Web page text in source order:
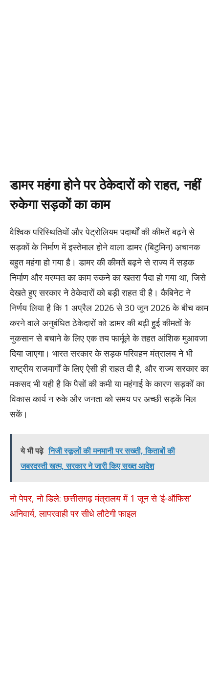
डामर महंगा होने पर ठेकेदारों को राहत, नहीं
रुकेगा सड़कों का काम
​वैश्विक परिस्थितियों और पेट्रोलियम पदार्थों की कीमतें बढ़ने से
सड़कों के निर्माण में इस्तेमाल होने वाला डामर (बिटुमिन) अचानक
बहुत महंगा हो गया है। डामर की कीमतें बढ़ने से राज्य में सड़क
निर्माण और मरम्मत का काम रुकने का खतरा पैदा हो गया था, जिसे
देखते हुए सरकार ने ठेकेदारों को बड़ी राहत दी है। कैबिनेट ने
निर्णय लिया है कि 1 अप्रैल 2026 से 30 जून 2026 के बीच काम
करने वाले अनुबंधित ठेकेदारों को डामर की बढ़ी हुई कीमतों के
नुकसान से बचाने के लिए एक तय फार्मूले के तहत आंशिक मुआवजा
दिया जाएगा। भारत सरकार के सड़क परिवहन मंत्रालय ने भी
राष्ट्रीय राजमार्गों के लिए ऐसी ही राहत दी है, और राज्य सरकार का
मकसद भी यही है कि पैसों की कमी या महंगाई के कारण सड़कों का
विकास कार्य न रुके और जनता को समय पर अच्छी सड़कें मिल
सकें।
ये भी पढ़े निजी स्कूलों की मनमानी पर सख्ती, किताबों की
जबरदस्ती खत्म, सरकार ने जारी किए सख्त आदेश
नो पेपर, नो डिले: छत्तीसगढ़ मंत्रालय में 1 जून से ‘ई-ऑफिस’
अनिवार्य, लापरवाही पर सीधे लौटेगी फाइल